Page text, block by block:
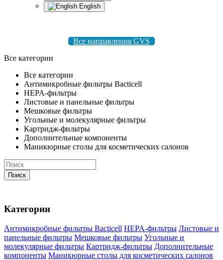
English
Все направления GVS
Все категории
Все категории
Антимикробные фильтры Bacticell
HEPA-фильтры
Листовые и панельные фильтры
Мешковые фильтры
Угольные и молекулярные фильтры
Картридж-фильтры
Дополнительные компоненты
Маникюрные столы для косметических салонов
Поиск
Категории
Антимикробные фильтры Bacticell HEPA-фильтры Листовые и
панельные фильтры Мешковые фильтры Угольные и
молекулярные фильтры Картридж-фильтры Дополнительные
компоненты Маникюрные столы для косметических салонов